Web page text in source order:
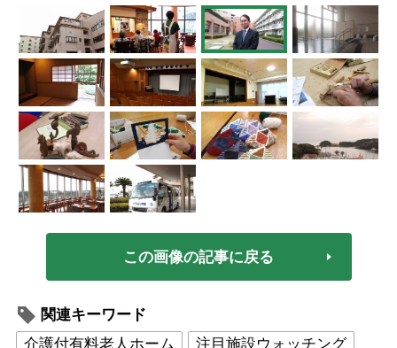
この画像の記事に戻る
関連キーワード
介護付有料老人ホーム
注目施設ウォッチング